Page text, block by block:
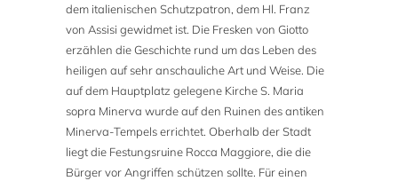
dem italienischen Schutzpatron, dem Hl. Franz
von Assisi gewidmet ist. Die Fresken von Giotto
erzählen die Geschichte rund um das Leben des
heiligen auf sehr anschauliche Art und Weise. Die
auf dem Hauptplatz gelegene Kirche S. Maria
sopra Minerva wurde auf den Ruinen des antiken
Minerva-Tempels errichtet. Oberhalb der Stadt
liegt die Festungsruine Rocca Maggiore, die die
Bürger vor Angriffen schützen sollte. Für einen